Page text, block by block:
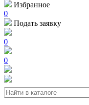
Избранное
0
Подать заявку
0
0